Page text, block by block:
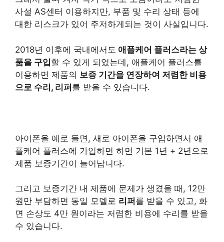
사설 AS센터 이용하지만, 부품 및 수리 상태 등에
대한 리스크가 있어 주저하게되는 것이 사실입니다.
2018년 이후에 국내에서도 애플케어 플러스라는 상
품을 구입할 수 있게 되었는데, 애플케어 플러스를
이용하면 제품의 보증 기간을 연장하여 저렴한 비용
으로 수리, 리퍼를 받을 수 있습니다.
아이폰을 예로 들면, 새로 아이폰을 구입하면서 애
플케어 플러스에 가입하면 하면 기본 1년 + 2년으로
제품 보증기간이 늘어납니다.
그리고 보증기간 내 제품에 문제가 생겼을 때, 12만
원만 부담하면 동일 모델로 리퍼 를 받을 수 있고, 화
면 손상도 4만 원이라는 저렴한 비용에 수리를 받을
수 있습니다.